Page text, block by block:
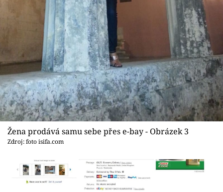
Žena prodává samu sebe přes e-bay - Obrázek 3
Zdroj: foto isifa.com